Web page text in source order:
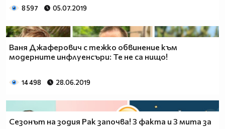
8 597 05.07.2019
Ваня Джаферович с тежко обвинение към
модерните инфлуенсъри: Те не са нищо!
14 498 28.06.2019
Сезонът на зодия Рак започва! 3 факта и 3 мита за